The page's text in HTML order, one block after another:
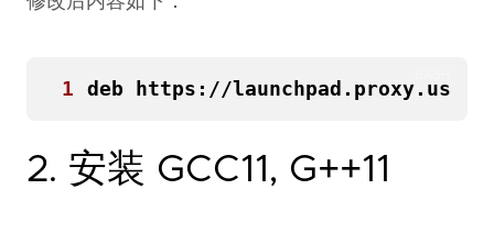
1 deb https://
2. 安装 GCC11, G++11